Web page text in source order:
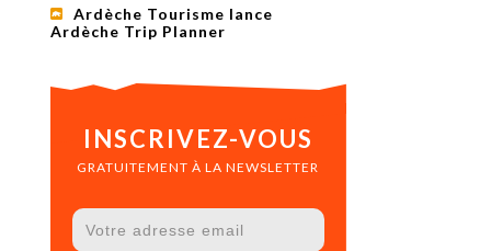
Ardèche Tourisme lance
Ardèche Trip Planner
INSCRIVEZ-VOUS
GRATUITEMENT À LA NEWSLETTER